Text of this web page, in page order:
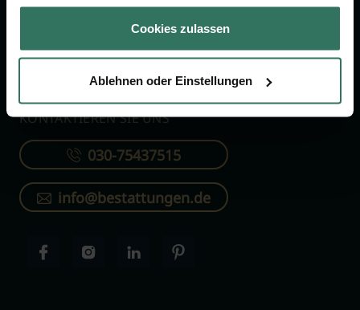
gesammelt haben.
Cookies zulassen
Ablehnen oder Einstellungen
KONTAKTIEREN SIE UNS
030-75437515
info@bestattungen.de